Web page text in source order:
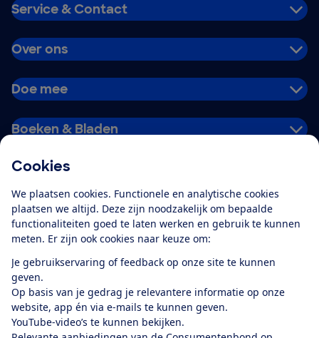
Cookies
We plaatsen cookies. Functionele en analytische cookies
plaatsen we altijd. Deze zijn noodzakelijk om bepaalde
functionaliteiten goed te laten werken en gebruik te kunnen
meten. Er zijn ook cookies naar keuze om:
Je gebruikservaring of feedback op onze site te kunnen
geven.
Op basis van je gedrag je relevantere informatie op onze
website, app én via e-mails te kunnen geven.
YouTube-video’s te kunnen bekijken.
Service & Contact
Over ons
Doe mee
Boeken & Bladen
Alles over de
app
Algemene Voorwaarden
Privacyverklaring
Cookiebeleid
Privacyvoorkeuren